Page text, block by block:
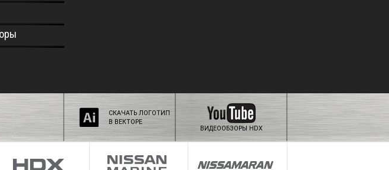
СКАЧАТЬ ЛОГОТИП
В ВЕКТОРЕ
ВИДЕООБЗОРЫ HDX